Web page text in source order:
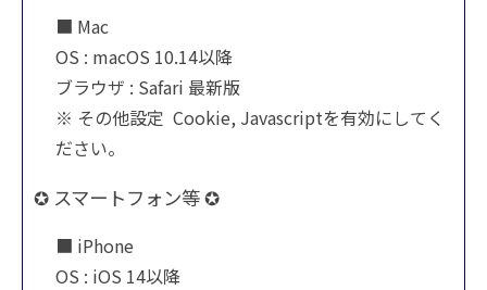
■ Mac
OS : macOS 10.14以降
ブラウザ : Safari 最新版
※ その他設定 Cookie, Javascriptを有効にしてく
ださい。
✪ スマートフォン等 ✪
■ iPhone
OS : iOS 14以降